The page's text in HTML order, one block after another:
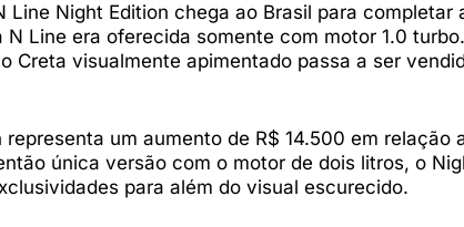
Night Edition chega ao Brasil para completar
Line era oferecida somente com motor 1.0
Creta visualmente apimentado passa a ser
um aumento de R$ 14.500 em relação
única versão com o motor de dois litros, o
para além do visual escurecido.